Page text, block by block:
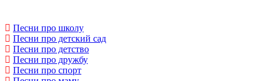
Песни про школу
Песни про детский сад
Песни про детство
Песни про дружбу
Песни про спорт